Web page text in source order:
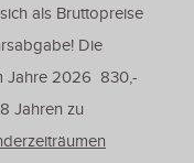
als Bruttopreise
Die
Jahre 2026 830,-
Jahren zu